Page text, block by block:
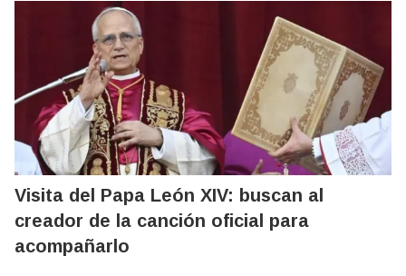
Visita del Papa León XIV: buscan al
creador de la canción oficial para
acompañarlo